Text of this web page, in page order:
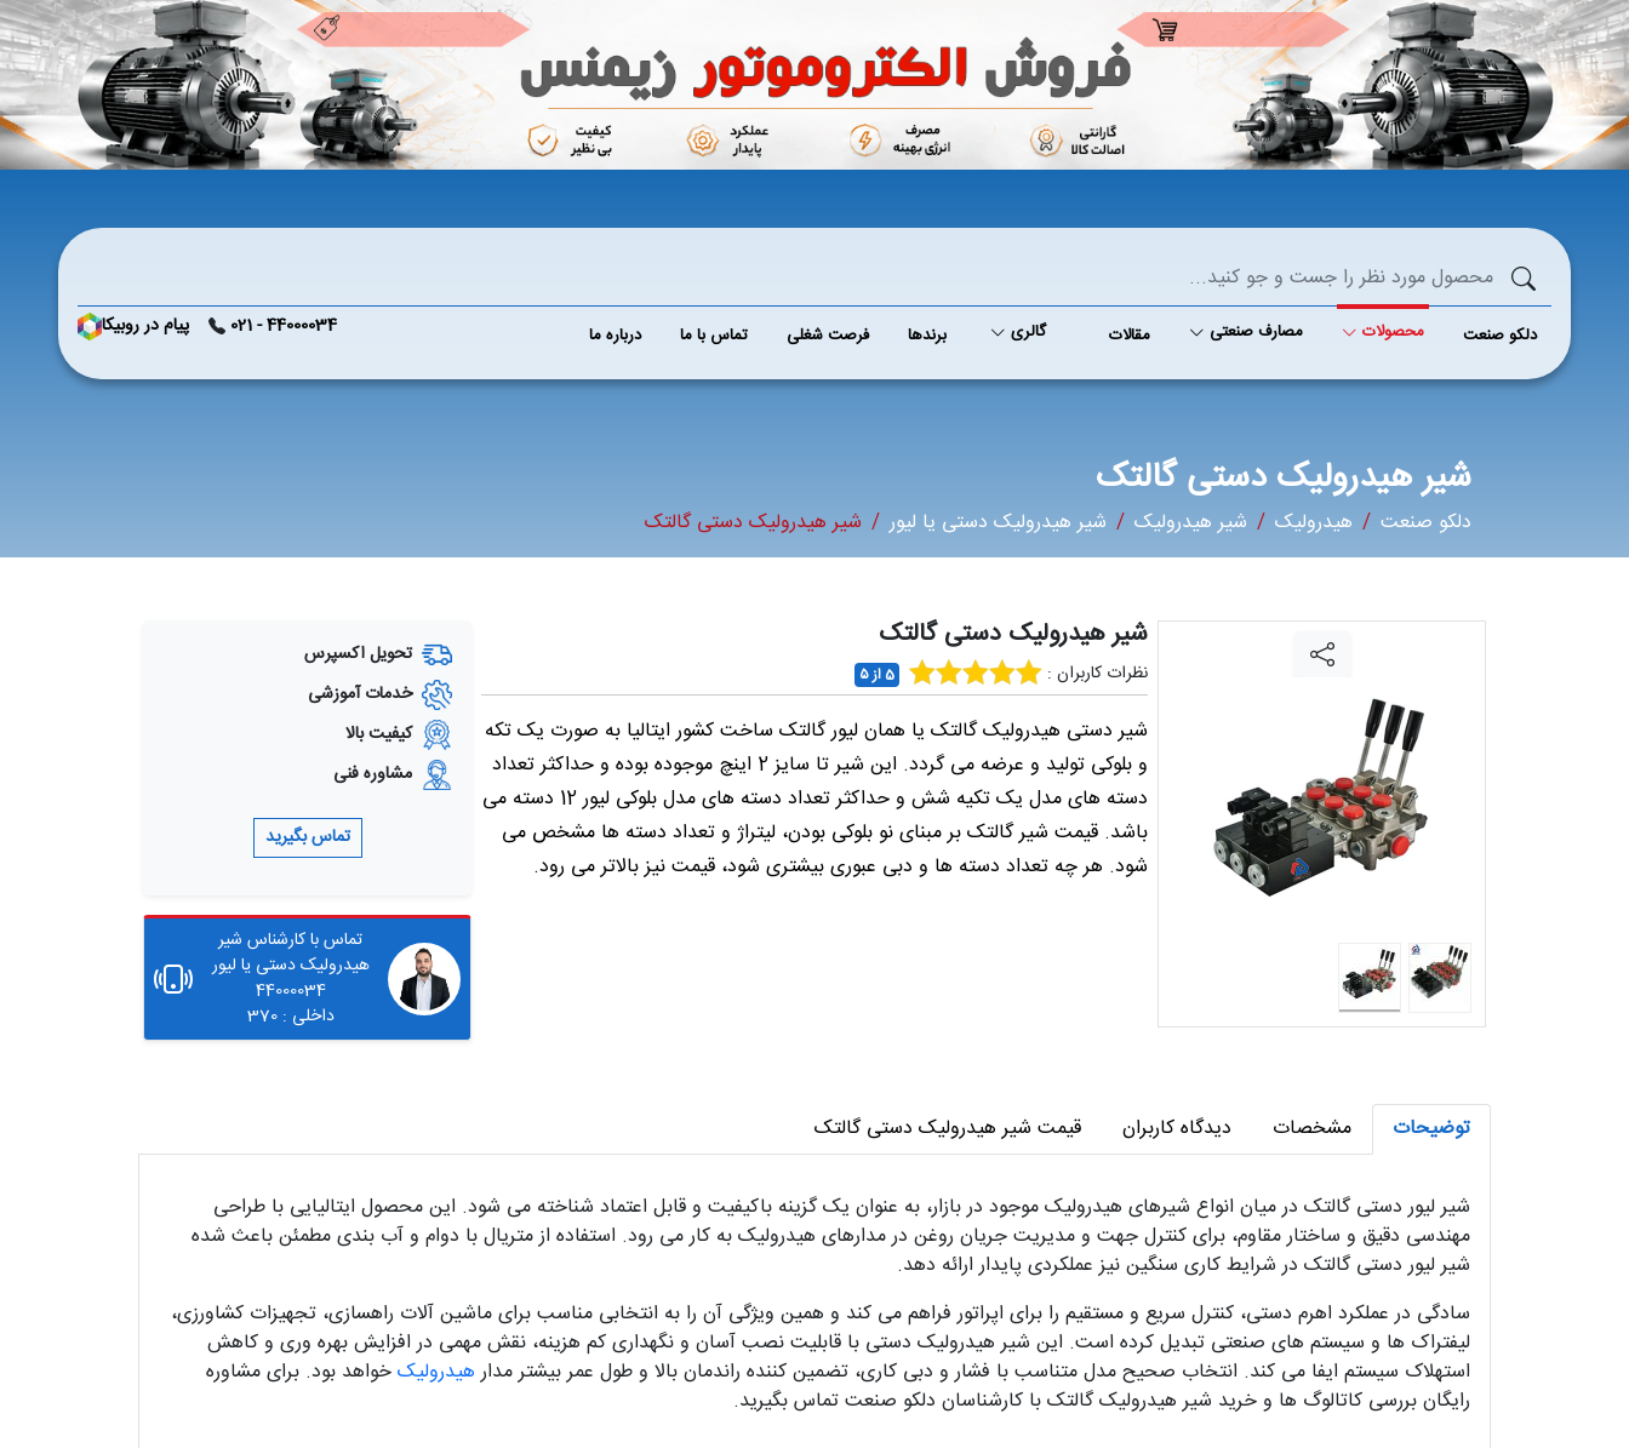
دلکو صنعت محصولات مصارف صنعتی مقالات گالری برند‌ها فرصت شغلی تماس با ما درباره ما 44000034 - 021 پیام در روبیکا
شیر هیدرولیک دستی گالتک
دلکو صنعت هیدرولیک شیر هیدرولیک شیر هیدرولیک دستی یا لیور شیر هیدرولیک دستی گالتک
شیر هیدرولیک دستی گالتک
نظرات کاربران : 5 از ۵
شیر دستی هیدرولیک گالتک یا همان لیور گالتک ساخت کشور ایتالیا به صورت یک تکه
و بلوکی تولید و عرضه می گردد. این شیر تا سایز 2 اینچ موجوده بوده و حداکثر تعداد
دسته های مدل یک تکیه شش و حداکثر تعداد دسته های مدل بلوکی لیور 12 دسته می
باشد. قیمت شیر گالتک بر مبنای نو بلوکی بودن، لیتراژ و تعداد دسته ها مشخص می
شود. هر چه تعداد دسته ها و دبی عبوری بیشتری شود، قیمت نیز بالاتر می رود.
تحویل اکسپرس
خدمات آموزشی
کیفیت بالا
مشاوره فنی
تماس بگیرید
تماس با کارشناس شیر
هیدرولیک دستی یا لیور
44000034
داخلی : 370
توضیحات مشخصات دیدگاه کاربران قیمت شیر هیدرولیک دستی گالتک
شیر لیور دستی گالتک در میان انواع شیرهای هیدرولیک موجود در بازار، به عنوان یک گزینه باکیفیت و قابل اعتماد شناخته می شود. این محصول ایتالیایی با طراحی
مهندسی دقیق و ساختار مقاوم، برای کنترل جهت و مدیریت جریان روغن در مدارهای هیدرولیک به کار می رود. استفاده از متریال با دوام و آب بندی مطمئن باعث شده
شیر لیور دستی گالتک در شرایط کاری سنگین نیز عملکردی پایدار ارائه دهد.
سادگی در عملکرد اهرم دستی، کنترل سریع و مستقیم را برای اپراتور فراهم می کند و همین ویژگی آن را به انتخابی مناسب برای ماشین آلات راهسازی، تجهیزات کشاورزی،
لیفتراک ها و سیستم های صنعتی تبدیل کرده است. این شیر هیدرولیک دستی با قابلیت نصب آسان و نگهداری کم هزینه، نقش مهمی در افزایش بهره وری و کاهش
استهلاک سیستم ایفا می کند. انتخاب صحیح مدل متناسب با فشار و دبی کاری، تضمین کننده راندمان بالا و طول عمر بیشتر مدارهیدرولیکخواهد بود. برای مشاوره
رایگان بررسی کاتالوگ ها و خرید شیر هیدرولیک گالتک با کارشناسان دلکو صنعت تماس بگیرید.